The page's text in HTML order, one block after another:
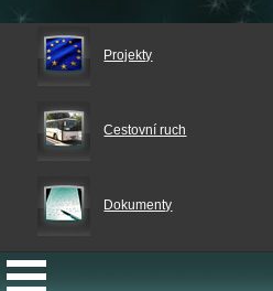
Projekty
Cestovní ruch
Dokumenty